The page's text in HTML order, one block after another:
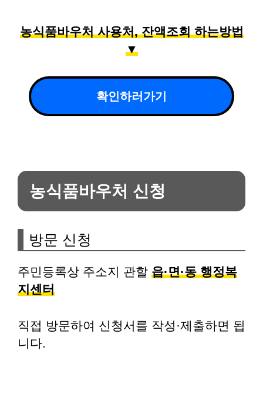
농식품바우처 사용처, 잔액조회 하는방법
▼
확인하러가기
농식품바우처 신청
방문 신청
주민등록상 주소지 관할 읍·면·동 행정복
지센터
직접 방문하여 신청서를 작성·제출하면 됩
니다.